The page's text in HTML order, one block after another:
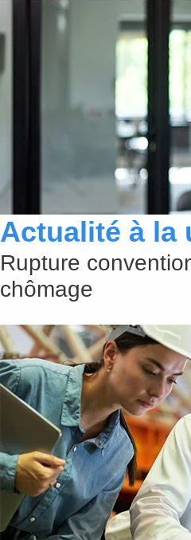
Actualité à la
Rupture
chômage